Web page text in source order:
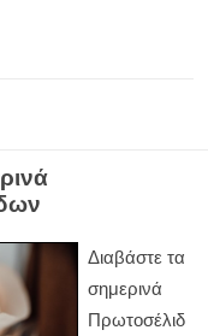
Διαβάστε τα
σημερινά
Πρωτοσέλιδ